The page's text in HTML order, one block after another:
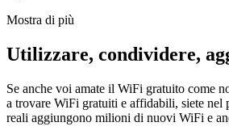
Mostra di più
Utilizzare, condividere,
Se anche voi amate il WiFi gratuito come
a trovare WiFi gratuiti e affidabili, siete nel
reali aggiungono milioni di nuovi WiFi e